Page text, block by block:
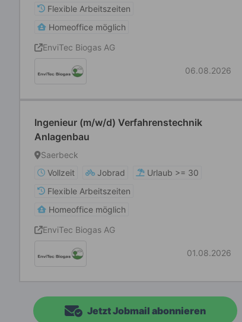
Flexible Arbeitszeiten
Homeoffice möglich
EnviTec Biogas AG
06.08.2026
Ingenieur (m/w/d) Verfahrenstechnik
Anlagenbau
Saerbeck
Vollzeit
Jobrad
Urlaub >= 30
Flexible Arbeitszeiten
Homeoffice möglich
EnviTec Biogas AG
01.08.2026
Jetzt Jobmail abonnieren